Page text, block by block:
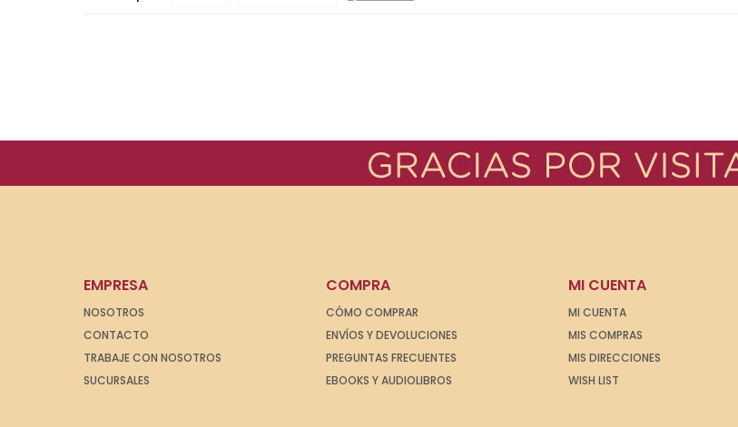
EMPRESA
NOSOTROS
CONTACTO
TRABAJE CON NOSOTROS
SUCURSALES
COMPRA
CÓMO COMPRAR
ENVÍOS Y DEVOLUCIONES
PREGUNTAS FRECUENTES
EBOOKS Y AUDIOLIBROS
MI CUENTA
MI CUENTA
MIS COMPRAS
MIS DIRECCIONES
WISH LIST